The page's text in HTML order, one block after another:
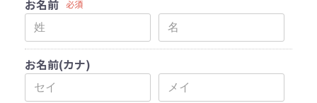
お名前
必須
お名前(カナ)